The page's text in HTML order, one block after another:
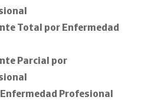
Total por Enfermedad
Parcial por
Profesional